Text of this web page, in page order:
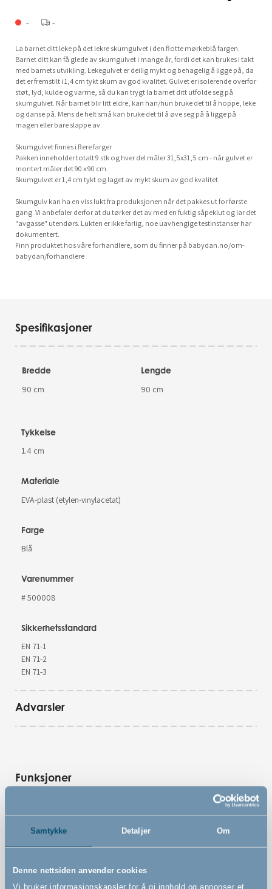
Samtykke Detaljer Om
Denne nettsiden anvender cookies
Vi bruker informasjonskapsler for å gi innhold og annonser et
- -
La barnet ditt leke på det lekre skumgulvet i den flotte mørkeblå fargen.
Barnet ditt kan få glede av skumgulvet i mange år, fordi det kan brukes i takt
med barnets utvikling. Lekegulvet er deilig mykt og behagelig å ligge på, da
det er fremstilt i 1,4 cm tykt skum av god kvalitet. Gulvet er isolerende overfor
støt, lyd, kulde og varme, så du kan trygt la barnet ditt utfolde seg på
skumgulvet. Når barnet blir litt eldre, kan han/hun bruke det til å hoppe, leke
og danse på. Mens de helt små kan bruke det til å øve seg på å ligge på
magen eller bare slappe av.
Skumgulvet finnes i flere farger.
Pakken inneholder totalt 9 stk og hver del måler 31,5x31,5 cm - når gulvet er
montert måler det 90 x 90 cm.
Skumgulvet er 1,4 cm tykt og laget av mykt skum av god kvalitet.
Skumgulv kan ha en viss lukt fra produksjonen når det pakkes ut for første
gang. Vi anbefaler derfor at du tørker det av med en fuktig såpeklut og lar det
"avgasse" utendørs. Lukten er ikke farlig, noe uavhengige testinstanser har
dokumentert.
Finn produktet hos våre forhandlere, som du finner på babydan.no/om-
babydan/forhandlere
Spesifikasjoner
Bredde
90 cm
Lengde
90 cm
Tykkelse
1.4 cm
Materiale
EVA-plast (etylen-vinylacetat)
Farge
Blå
Varenummer
# 500008
Sikkerhetsstandard
EN 71-1
EN 71-2
EN 71-3
Advarsler
Funksjoner
utvikling
Kan brukes i takt med barnets utvikling